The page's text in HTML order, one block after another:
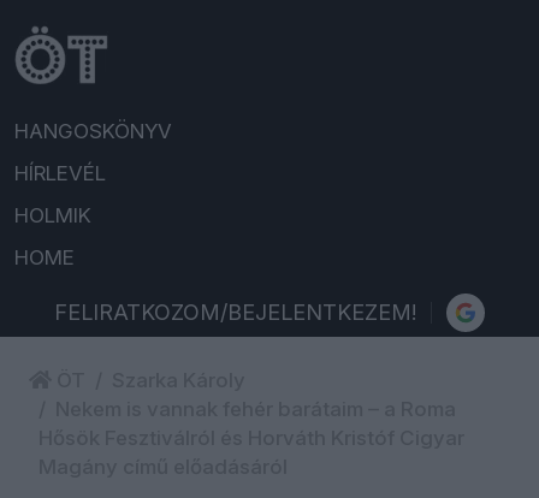
HANGOSKÖNYV
HÍRLEVÉL
HOLMIK
HOME
FELIRATKOZOM/BEJELENTKEZEM!